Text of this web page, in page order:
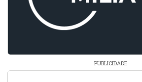
PUBLICIDADE